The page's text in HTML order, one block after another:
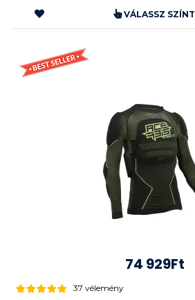
VÁLASSZ SZÍNT
74 929Ft
37 vélemény